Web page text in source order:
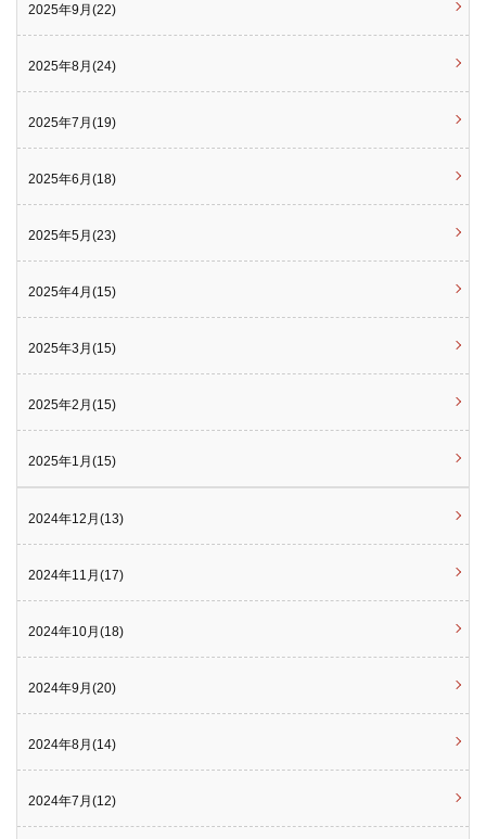
2025年9月(22)
2025年8月(24)
2025年7月(19)
2025年6月(18)
2025年5月(23)
2025年4月(15)
2025年3月(15)
2025年2月(15)
2025年1月(15)
2024年12月(13)
2024年11月(17)
2024年10月(18)
2024年9月(20)
2024年8月(14)
2024年7月(12)